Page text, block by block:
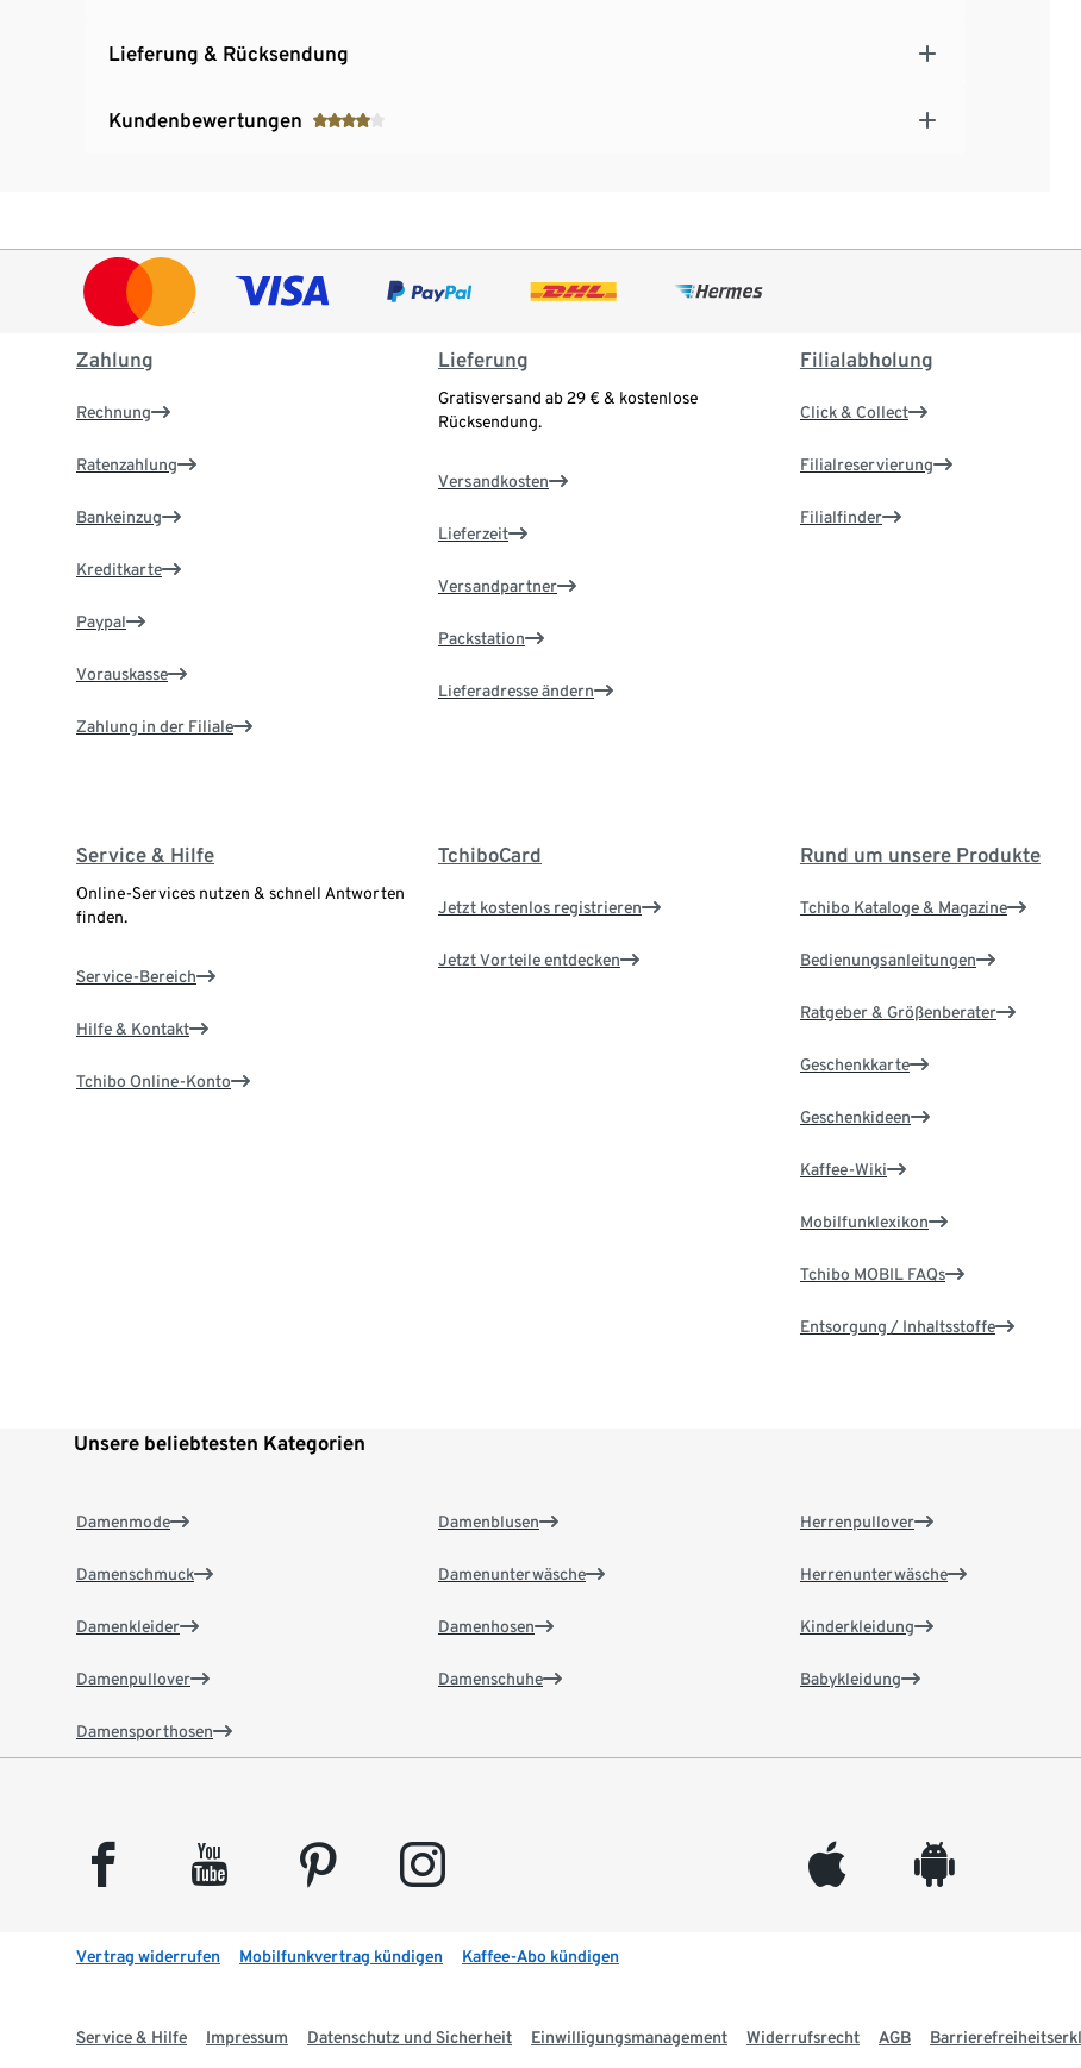
Lieferung & Rücksendung
Kundenbewertungen
Zahlung
Rechnung
Ratenzahlung
Bankeinzug
Kreditkarte
Paypal
Vorauskasse
Zahlung in der Filiale
Lieferung
Gratisversand ab 29 € & kostenlose
Rücksendung.
Versandkosten
Lieferzeit
Versandpartner
Packstation
Lieferadresse ändern
Filialabholung
Click & Collect
Filialreservierung
Filialfinder
Service & Hilfe
Online-Services nutzen & schnell Antworten
finden.
Service-Bereich
Hilfe & Kontakt
Tchibo Online-Konto
TchiboCard
Jetzt kostenlos registrieren
Jetzt Vorteile entdecken
Rund um unsere Produkte
Tchibo Kataloge & Magazine
Bedienungsanleitungen
Ratgeber & Größenberater
Geschenkkarte
Geschenkideen
Kaffee-Wiki
Mobilfunklexikon
Tchibo MOBIL FAQs
Entsorgung / Inhaltsstoffe
Unsere beliebtesten Kategorien
Damenmode
Damenschmuck
Damenkleider
Damenpullover
Damensporthosen
Damenblusen
Damenunterwäsche
Damenhosen
Damenschuhe
Herrenpullover
Herrenunterwäsche
Kinderkleidung
Babykleidung
facebook youtube pinterest instagram appleinc android
Vertrag widerrufen Mobilfunkvertrag kündigen Kaffee-Abo kündigen
Service & Hilfe Impressum Datenschutz und Sicherheit Einwilligungsmanagement Widerrufsrecht AGB